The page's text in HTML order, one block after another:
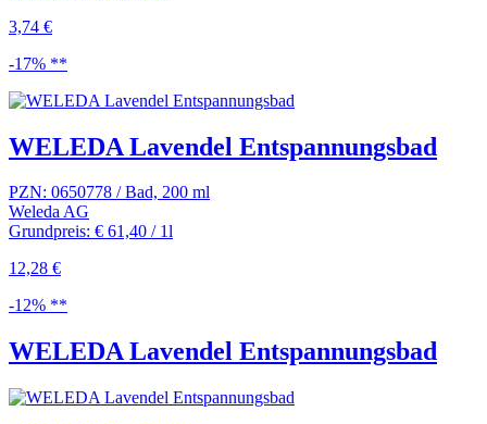
3,74 €
-17% **
WELEDA Lavendel Entspannungsbad
PZN: 0650778 / Bad, 200 ml
Weleda AG
Grundpreis: € 61,40 / 1l
12,28 €
-12% **
WELEDA Lavendel Entspannungsbad